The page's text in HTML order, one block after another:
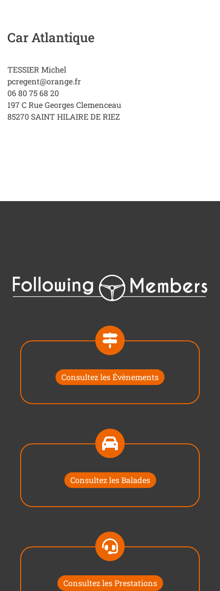
Car Atlantique
TESSIER Michel
pcregent@orange.fr
06 80 75 68 20
197 C Rue Georges Clemenceau
85270 SAINT HILAIRE DE RIEZ
Consultez les Évènements
Consultez les Balades
Consultez les Prestations